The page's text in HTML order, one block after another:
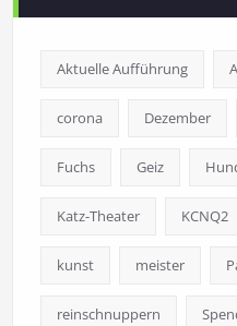
Aktuelle Aufführung
corona Dezember
Fuchs Geiz
Katz-Theater KCNQ2
kunst meister
reinschnuppern